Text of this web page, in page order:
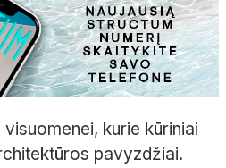
kurie kūriniai
pavyzdžiai.